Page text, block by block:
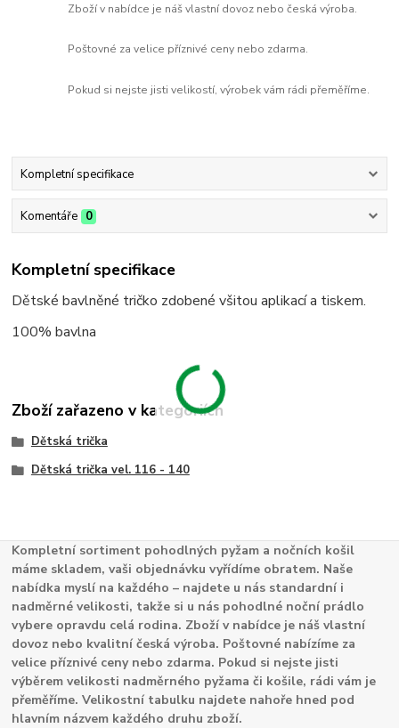
Zboží v nabídce je náš vlastní dovoz nebo česká výroba.
Poštovné za velice příznivé ceny nebo zdarma.
Pokud si nejste jisti velikostí, výrobek vám rádi přeměříme.
Kompletní specifikace
Komentáře 0
Kompletní specifikace
Dětské bavlněné tričko zdobené všitou aplikací a tiskem.
100% bavlna
Zboží zařazeno v kategoriích
Dětská trička
Dětská trička vel. 116 - 140
Kompletní sortiment pohodlných pyžam a nočních košil
máme skladem, vaši objednávku vyřídíme obratem. Naše
nabídka myslí na každého – najdete u nás standardní i
nadměrné velikosti, takže si u nás pohodlné noční prádlo
vybere opravdu celá rodina. Zboží v nabídce je náš vlastní
dovoz nebo kvalitní česká výroba. Poštovné nabízíme za
velice příznivé ceny nebo zdarma. Pokud si nejste jisti
výběrem velikosti nadměrného pyžama či košile, rádi vám je
přeměříme. Velikostní tabulku najdete nahoře hned pod
hlavním názvem každého druhu zboží.